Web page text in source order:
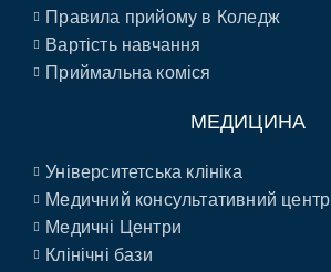
Правила прийому в Коледж
Вартість навчання
Приймальна коміся
МЕДИЦИНА
Університетська клініка
Медичний консультативний центр
Медичні Центри
Клінічні бази